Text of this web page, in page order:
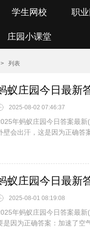
学生网校 职
庄园小课堂
> 列表
2025-08-02 07:46:37
年蚂蚁庄园今日答案最
壁会出汗，这是因为正确答
2025-08-01 08:19:08
年蚂蚁庄园今日答案最
是因为正确答案：加速了空